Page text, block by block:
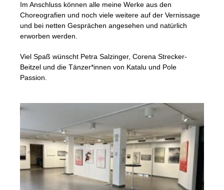
Im Anschluss können alle meine Werke aus den
Choreografien und noch viele weitere auf der Vernissage
und bei netten Gesprächen angesehen und natürlich
erworben werden.
Viel Spaß wünscht Petra Salzinger, Corena Strecker-
Beitzel und die Tänzer*innen von Katalu und Pole
Passion.